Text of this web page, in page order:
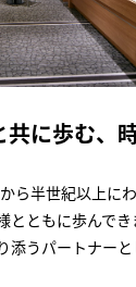
に歩む、
ら半世紀以上に
とともに歩んで
添うパートナー